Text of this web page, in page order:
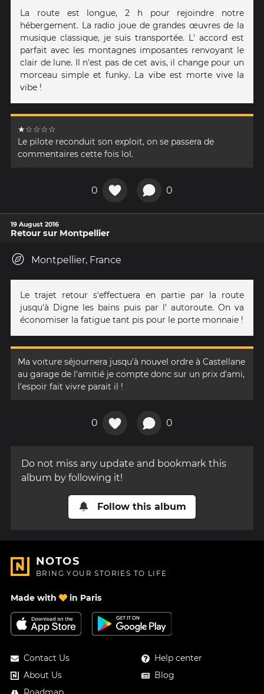
La route est longue, 2 h pour rejoindre notre
hébergement. La radio joue de grandes œuvres de la
musique classique, je suis transportée. L' accord est
parfait avec les montagnes imposantes renvoyant le
clair de lune. Il n'est pas de cet avis, il change pour un
morceau simple et funky. La vibe est morte vive la
vibe !
★☆☆☆☆
Le pilote reconduit son exploit, on se passera de
commentaires cette fois lol.
0 0
19 August 2016
Retour sur Montpellier
Montpellier, France
Le trajet retour s'effectuera en partie par la route
jusqu'à Digne les bains puis par l' autoroute. On va
économiser la fatigue tant pis pour le porte monnaie !
Ma voiture séjournera jusqu'à nouvel ordre à Castellane
au garage de l'amitié je compte donc sur un prix d'ami,
l'espoir fait vivre parait il !
0 0
Do not miss any update and bookmark this
album by following it!
Follow this album
NOTOS
BRING YOUR STORIES TO LIFE
Made with in Paris
Contact Us
About Us
Help center
Blog